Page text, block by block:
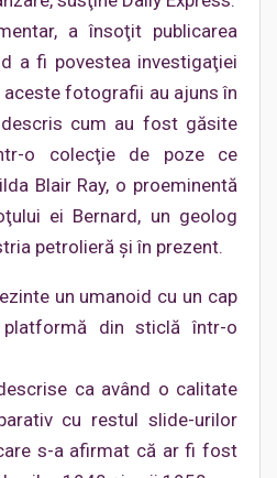
a însoţit publicarea
a fi povestea investigaţiei
fotografii au ajuns în
cum au fost găsite
o colecţie de poze ce
Blair Ray, o proeminentă
ei Bernard, un geolog
petrolieră şi în prezent.
un umanoid cu un cap
din sticlă într-o
ca având o calitate
cu restul slide-urilor
s-a afirmat că ar fi fost